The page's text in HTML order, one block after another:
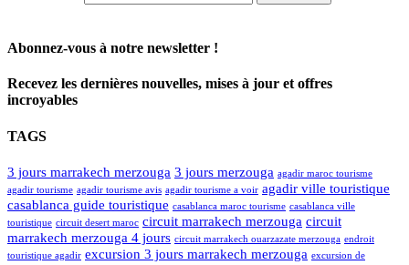
Abonnez-vous à notre newsletter !
Recevez les dernières nouvelles, mises à jour et offres
incroyables
TAGS
3 jours marrakech merzouga 3 jours merzouga agadir maroc tourisme
agadir tourisme agadir tourisme avis agadir tourisme a voir agadir ville touristique
casablanca guide touristique casablanca maroc tourisme casablanca ville
touristique circuit desert maroc circuit marrakech merzouga circuit
marrakech merzouga 4 jours circuit marrakech ouarzazate merzouga endroit
touristique agadir excursion 3 jours marrakech merzouga excursion de